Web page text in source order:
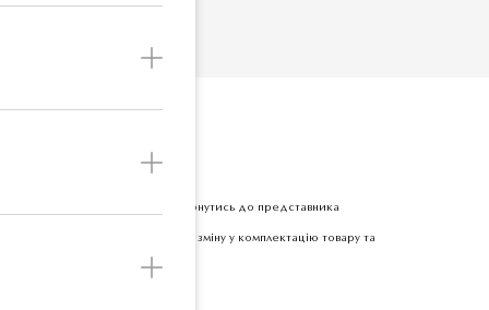
одиниці товару прохання звернутись до представника
за собою право вносити зміну у комплектацію товару та